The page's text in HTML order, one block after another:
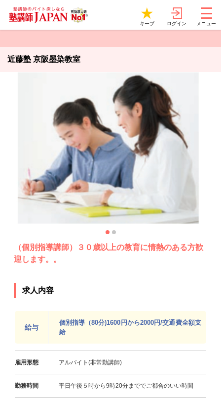
キープ ログイン メニュー
近藤塾 京阪墨染教室
（個別指導講師）３０歳以上の教育に情熱のある方歓
迎します。。
求人内容
給与
個別指導（80分)1600円から2000円/交通費全額支
給
雇用形態 アルバイト(非常勤講師)
勤務時間 平日午後５時から9時20分まででご都合のいい時間